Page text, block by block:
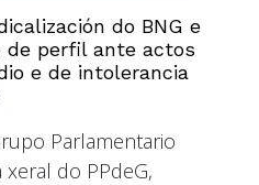
do BNG e
de perfil ante actos
e de intolerancia
Parlamentario
do PPdeG,